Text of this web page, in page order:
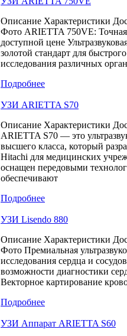
Описание Характеристики
Фото ARIETTA 750VE: Точная
доступной цене
золотой стандарт для
исследования различных
Подробнее
УЗИ ARIETTA S70
Описание Характеристики
ARIETTA S70 — это
высшего класса, который
Hitachi для медицинских
оснащен передовыми
обеспечивают
Подробнее
УЗИ Lisendo 880
Описание Характеристики
Фото Премиальная
исследования сердца и
возможности диагностики
Векторное картирование
Подробнее
УЗИ Аппарат ARIETTA S60